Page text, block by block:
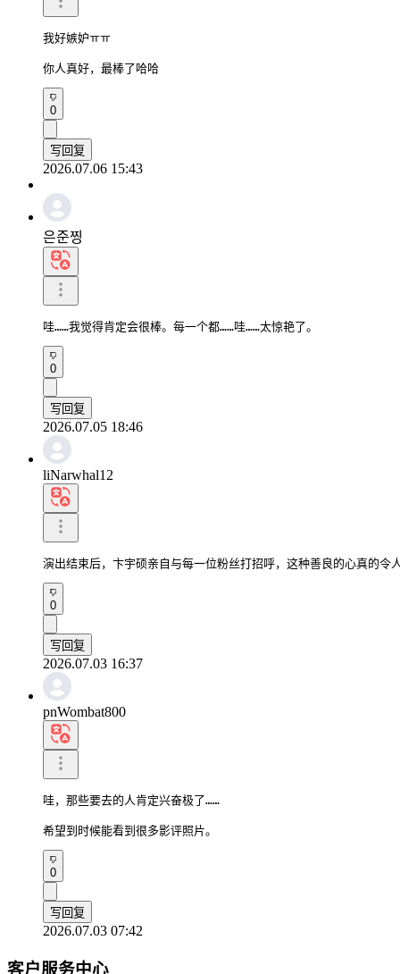
我好嫉妒ㅠㅠ
你人真好，最棒了哈哈
0
写回复
2026.07.06 15:43
은준찡
哇……我​​觉得肯定会很棒。每一个都……哇……太惊艳了。
0
写回复
2026.07.05 18:46
liNarwhal12
演出结束后，卞宇硕亲自与每一位粉丝打招呼，这种善良的心真的令
0
写回复
2026.07.03 16:37
pnWombat800
哇，那些要去的人肯定兴奋极了……
希望到时候能看到很多影评照片。
0
写回复
2026.07.03 07:42
客户服务中心